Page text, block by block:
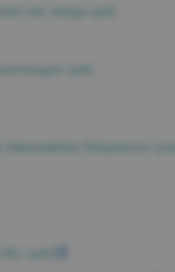
inkl. bilaga (pdf)
(pdf)
Obligationer
(pdf)